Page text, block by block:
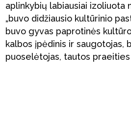
aplinkybių labiausiai izoliuota
„buvo didžiausio kultūrinio
buvo gyvas paprotinės
kalbos įpėdinis ir saugotojas,
puoselėtojas, tautos praeities